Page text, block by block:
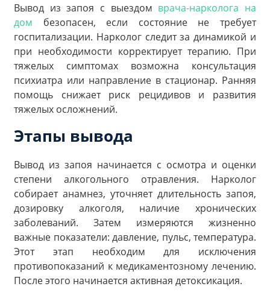
Вывод из запоя с выездом врача-нарколога на
дом безопасен, если состояние не требует
госпитализации. Нарколог следит за динамикой и
при необходимости корректирует терапию. При
тяжелых симптомах возможна консультация
психиатра или направление в стационар. Ранняя
помощь снижает риск рецидивов и развития
тяжелых осложнений.
Этапы вывода
Вывод из запоя начинается с осмотра и оценки
степени алкогольного отравления. Нарколог
собирает анамнез, уточняет длительность запоя,
дозировку алкоголя, наличие хронических
заболеваний. Затем измеряются жизненно
важные показатели: давление, пульс, температура.
Этот этап необходим для исключения
противопоказаний к медикаментозному лечению.
После этого начинается активная детоксикация.